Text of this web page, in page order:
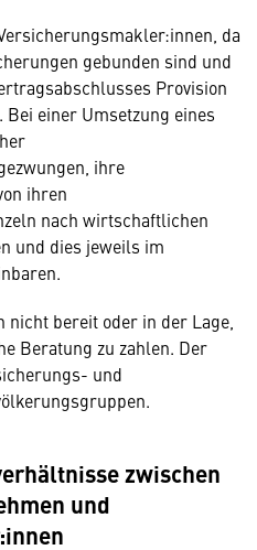
da
gebunden sind und
Provision
einer Umsetzung eines
ihre
ihren
nach wirtschaftlichen
und dies jeweils im
bereit oder in der Lage,
Beratung zu zahlen. Der
und
zwischen
und